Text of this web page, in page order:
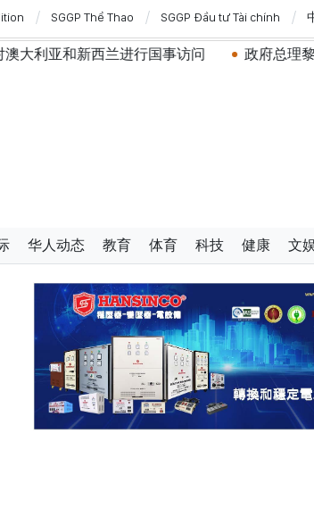
SGGP Thể Thao SGGP Đầu tư Tài chính
行国事访问 政府总理黎明兴：网络安全必
华人动态 教育 体育 科技 健康 文